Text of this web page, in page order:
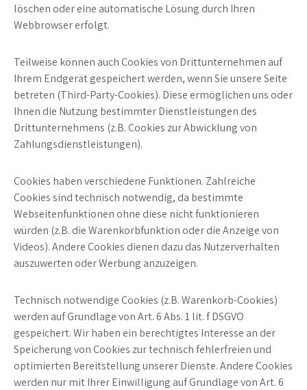
löschen oder eine automatische Lösung durch Ihren
Webbrowser erfolgt.
Teilweise können auch Cookies von Drittunternehmen auf
Ihrem Endgerät gespeichert werden, wenn Sie unsere Seite
betreten (Third-Party-Cookies). Diese ermöglichen uns oder
Ihnen die Nutzung bestimmter Dienstleistungen des
Drittunternehmens (z.B. Cookies zur Abwicklung von
Zahlungsdienstleistungen).
Cookies haben verschiedene Funktionen. Zahlreiche
Cookies sind technisch notwendig, da bestimmte
Webseitenfunktionen ohne diese nicht funktionieren
würden (z.B. die Warenkorbfunktion oder die Anzeige von
Videos). Andere Cookies dienen dazu das Nutzerverhalten
auszuwerten oder Werbung anzuzeigen.
Technisch notwendige Cookies (z.B. Warenkorb-Cookies)
werden auf Grundlage von Art. 6 Abs. 1 lit. f DSGVO
gespeichert. Wir haben ein berechtigtes Interesse an der
Speicherung von Cookies zur technisch fehlerfreien und
optimierten Bereitstellung unserer Dienste. Andere Cookies
werden nur mit Ihrer Einwilligung auf Grundlage von Art. 6